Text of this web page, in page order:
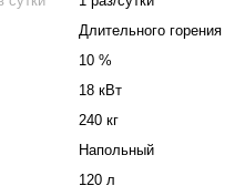
Длительного горения
10 %
18 кВт
240 кг
Напольный
120 л